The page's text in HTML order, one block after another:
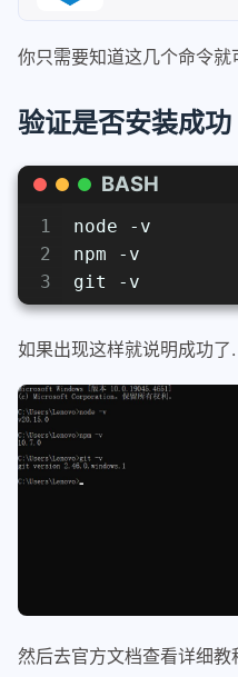
你只需要知道这几个命令就
验证是否安装成功
BASH
1
2
3
node -v
npm -v
git -v
如果出现这样就说明成功了.
然后去官方文档查看详细教